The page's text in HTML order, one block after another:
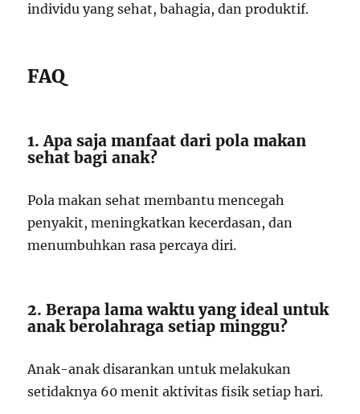
individu yang sehat, bahagia, dan produktif.
FAQ
1. Apa saja manfaat dari pola makan
sehat bagi anak?
Pola makan sehat membantu mencegah
penyakit, meningkatkan kecerdasan, dan
menumbuhkan rasa percaya diri.
2. Berapa lama waktu yang ideal untuk
anak berolahraga setiap minggu?
Anak-anak disarankan untuk melakukan
setidaknya 60 menit aktivitas fisik setiap hari.